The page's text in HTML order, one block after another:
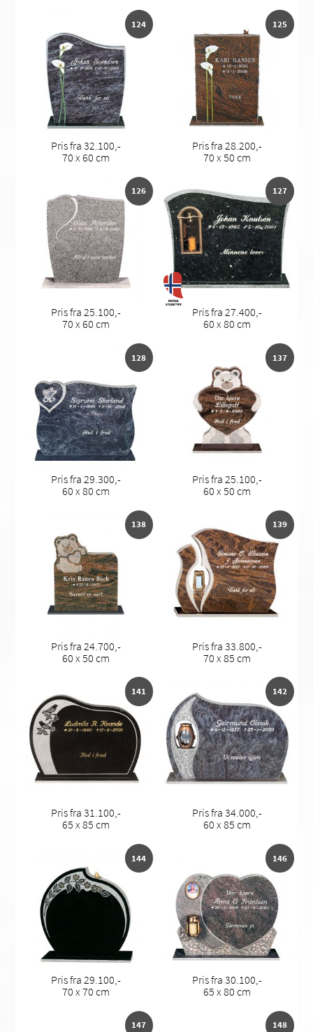
124
Pris fra 32.100,-
70 x 60 cm
125
Pris fra 28.200,-
70 x 50 cm
126
Pris fra 25.100,-
70 x 60 cm
127
Pris fra 27.400,-
60 x 80 cm
128
Pris fra 29.300,-
60 x 80 cm
137
Pris fra 25.100,-
60 x 50 cm
138
Pris fra 24.700,-
60 x 50 cm
139
Pris fra 33.800,-
70 x 85 cm
141
Pris fra 31.100,-
65 x 85 cm
142
Pris fra 34.000,-
60 x 85 cm
144
Pris fra 29.100,-
70 x 70 cm
146
Pris fra 30.100,-
65 x 80 cm
147 148